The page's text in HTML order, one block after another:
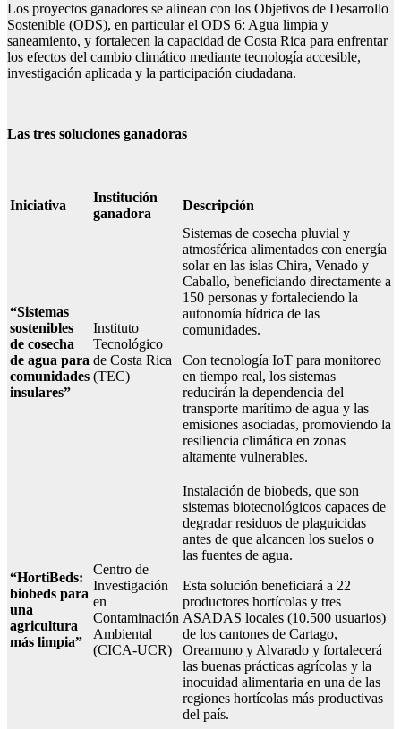
Los proyectos ganadores se alinean con los Objetivos de Desarrollo
Sostenible (ODS), en particular el ODS 6: Agua limpia y
saneamiento, y fortalecen la capacidad de Costa Rica para enfrentar
los efectos del cambio climático mediante tecnología accesible,
investigación aplicada y la participación ciudadana.
Las tres soluciones ganadoras
Iniciativa
Institución
ganadora
Descripción
“Sistemas
sostenibles
de cosecha
de agua para
comunidades
insulares”
Instituto
Tecnológico
de Costa Rica
(TEC)
Sistemas de cosecha pluvial y
atmosférica alimentados con energía
solar en las islas Chira, Venado y
Caballo, beneficiando directamente a
150 personas y fortaleciendo la
autonomía hídrica de las
comunidades.
Con tecnología IoT para monitoreo
en tiempo real, los sistemas
reducirán la dependencia del
transporte marítimo de agua y las
emisiones asociadas, promoviendo la
resiliencia climática en zonas
altamente vulnerables.
“HortiBeds:
biobeds para
una
agricultura
más limpia”
Centro de
Investigación
en
Contaminación
Ambiental
(CICA-UCR)
Instalación de biobeds, que son
sistemas biotecnológicos capaces de
degradar residuos de plaguicidas
antes de que alcancen los suelos o
las fuentes de agua.
Esta solución beneficiará a 22
productores hortícolas y tres
ASADAS locales (10.500 usuarios)
de los cantones de Cartago,
Oreamuno y Alvarado y fortalecerá
las buenas prácticas agrícolas y la
inocuidad alimentaria en una de las
regiones hortícolas más productivas
del país.